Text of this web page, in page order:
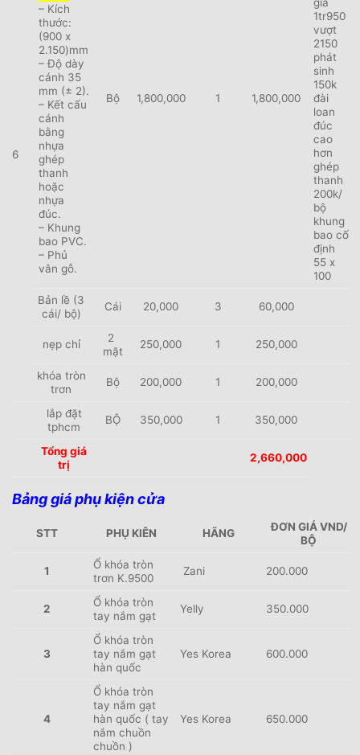
6
– Kích
thước:
(900 x
2.150)mm
– Độ dày
cánh 35
mm (± 2).
– Kết cấu
cánh
bằng
nhựa
ghép
thanh
hoặc
nhựa
đúc.
– Khung
bao PVC.
– Phủ
vân gỗ.
Bộ 1,800,000 1 1,800,000
1tr950
vượt
2150
phát
sinh
150k
đài
loan
đúc
cao
hơn
ghép
thanh
200k/
bộ
khung
bao cố
định
55 x
100
Bản lề (3
cái/ bộ)
Cái 20,000 3 60,000
nẹp chỉ
2
mặt
250,000 1 250,000
khóa tròn
trơn
Bộ 200,000 1 200,000
lắp đặt
tphcm
BỘ 350,000 1 350,000
Tổng giá
trị
2,660,000
Bảng giá phụ kiện cửa
STT PHỤ KIÊN HÃNG
ĐƠN GIÁ VND/
BỘ
1
Ổ khóa tròn
trơn K.9500
Zani 200.000
2
Ổ khóa tròn
tay nắm gạt
Yelly 350.000
3
Ổ khóa tròn
tay nắm gạt
hàn quốc
Yes Korea 600.000
4
Ổ khóa tròn
tay nắm gạt
hàn quốc ( tay
nắm chuồn
chuồn )
Yes Korea 650.000